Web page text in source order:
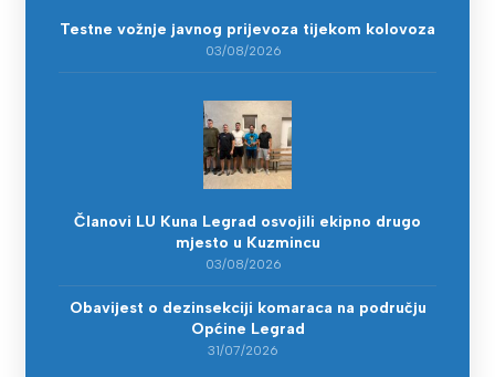
Testne vožnje javnog prijevoza tijekom kolovoza
03/08/2026
Članovi LU Kuna Legrad osvojili ekipno drugo
mjesto u Kuzmincu
03/08/2026
Obavijest o dezinsekciji komaraca na području
Općine Legrad
31/07/2026